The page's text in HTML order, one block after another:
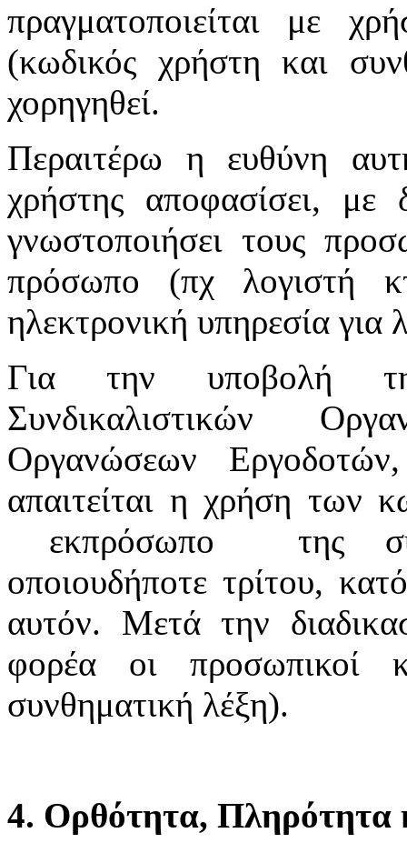
πραγματοποιείται με
(κωδικός χρήστη και
χορηγηθεί.
Περαιτέρω η ευθύνη
χρήστης αποφασίσει, με
γνωστοποιήσει τους
πρόσωπο (πχ λογιστή
ηλεκτρονική υπηρεσία για
Για την υποβολή
Συνδικαλιστικών
Οργανώσεων
απαιτείται η χρήση των
εκπρόσωπο της
οποιουδήποτε τρίτου,
αυτόν. Μετά την
φορέα οι προσωπικοί
συνθηματική λέξη).
4. Ορθότητα, Πληρότητα